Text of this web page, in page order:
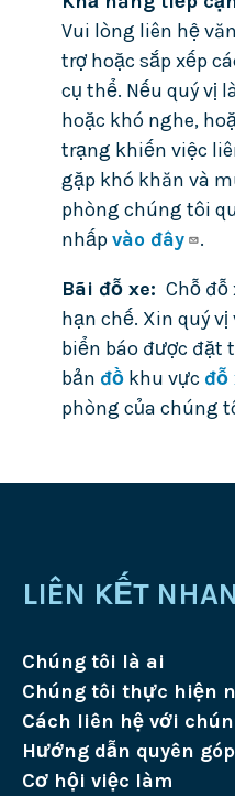
Vui lòng liên hệ
trợ hoặc sắp xếp
cụ thể. Nếu quý vị
hoặc khó nghe,
trạng khiến việc
gặp khó khăn và
phòng chúng tôi
nhấpvào đây .
Bãi đỗ xe
Chỗ
hạn chế. Xin quý
biển báo được đặt
bản đồkhu vực đỗ
phòng của chúng
LIÊN KẾT
Chúng tôi là ai
Chúng tôi thực hiện
Cách liên hệ với
Hướng dẫn quyên góp
Cơ hội việc làm